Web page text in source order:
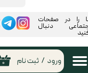
۰ ورود / ثبت نام
را در صفحات
دنبال